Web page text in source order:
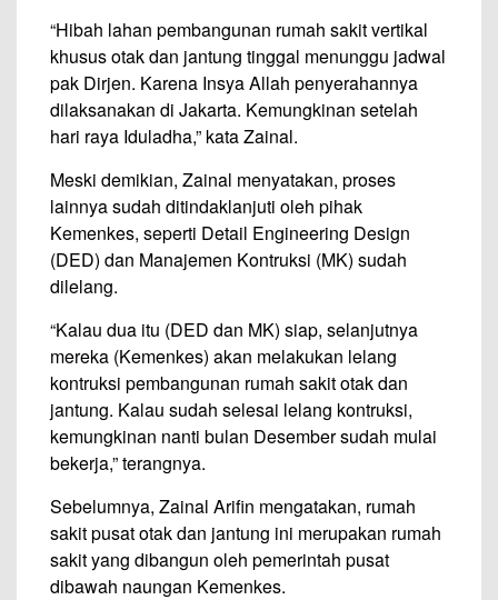
“Hibah lahan pembangunan rumah sakit vertikal
khusus otak dan jantung tinggal menunggu jadwal
pak Dirjen. Karena Insya Allah penyerahannya
dilaksanakan di Jakarta. Kemungkinan setelah
hari raya Iduladha,” kata Zainal.
Meski demikian, Zainal menyatakan, proses
lainnya sudah ditindaklanjuti oleh pihak
Kemenkes, seperti Detail Engineering Design
(DED) dan Manajemen Kontruksi (MK) sudah
dilelang.
“Kalau dua itu (DED dan MK) siap, selanjutnya
mereka (Kemenkes) akan melakukan lelang
kontruksi pembangunan rumah sakit otak dan
jantung. Kalau sudah selesai lelang kontruksi,
kemungkinan nanti bulan Desember sudah mulai
bekerja,” terangnya.
Sebelumnya, Zainal Arifin mengatakan, rumah
sakit pusat otak dan jantung ini merupakan rumah
sakit yang dibangun oleh pemerintah pusat
dibawah naungan Kemenkes.